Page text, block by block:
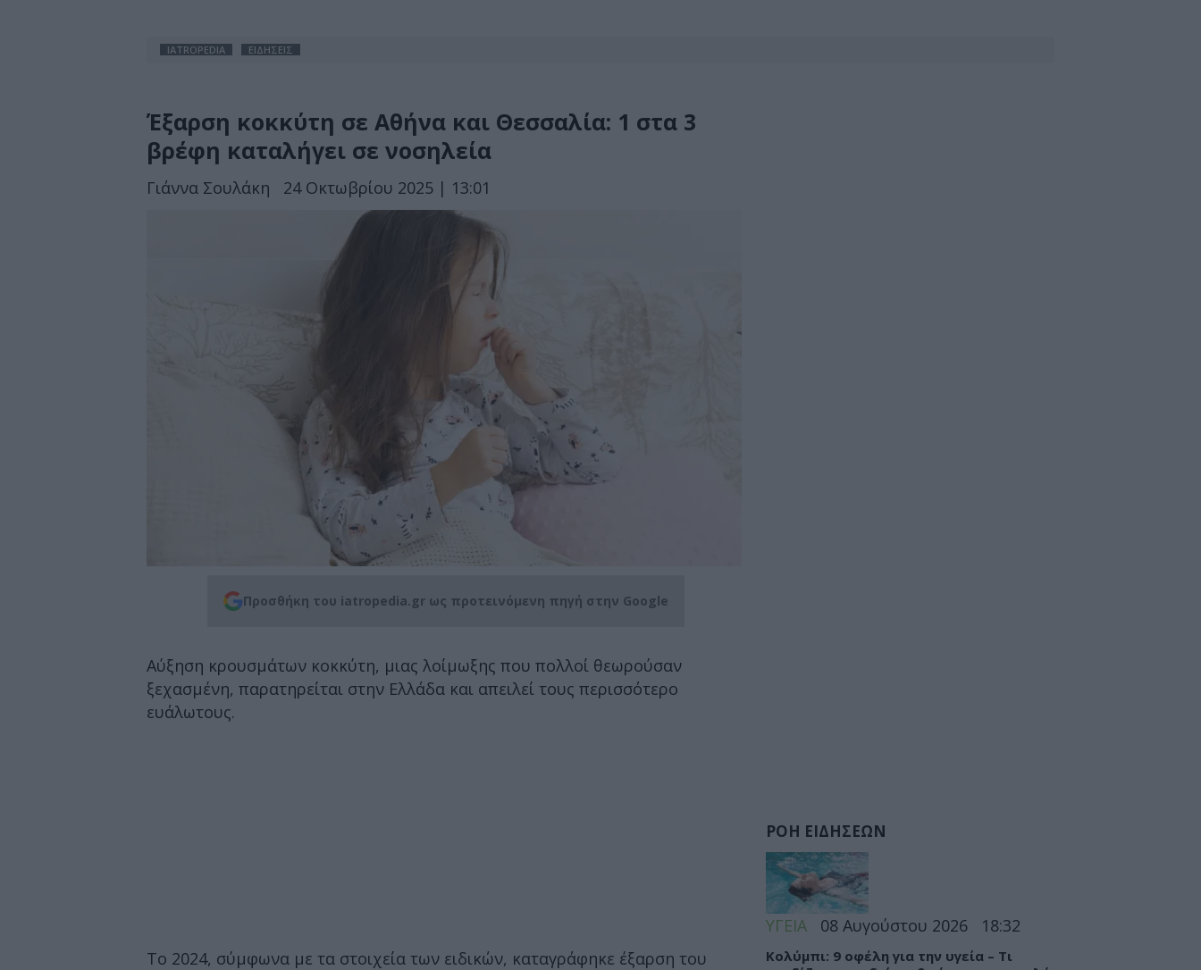
IATROPEDIA ΕΙΔΗΣΕΙΣ
Έξαρση κοκκύτη σε Αθήνα και Θεσσαλία: 1 στα 3
βρέφη καταλήγει σε νοσηλεία
Γιάννα Σουλάκη 24 Οκτωβρίου 2025 | 13:01
Προσθήκη του iatropedia.gr ως προτεινόμενη πηγή στην Google
Αύξηση κρουσμάτων κοκκύτη, μιας λοίμωξης που πολλοί θεωρούσαν
ξεχασμένη, παρατηρείται στην Ελλάδα και απειλεί τους περισσότερο
ευάλωτους.
Το 2024, σύμφωνα με τα στοιχεία των ειδικών, καταγράφηκε έξαρση του
ΡΟΗ ΕΙΔΗΣΕΩΝ
ΥΓΕΙΑ 08 Αυγούστου 2026 18:32
Κολύμπι: 9 οφέλη για την υγεία – Τι